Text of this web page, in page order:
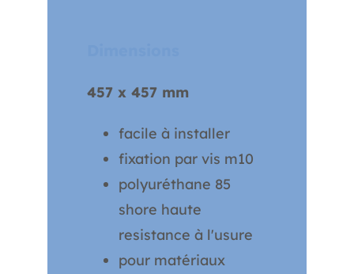
457 x 457 mm
facile à installer
fixation par vis m10
polyuréthane 85
shore haute
resistance à l'usure
pour matériaux